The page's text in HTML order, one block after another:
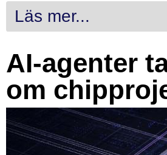
Läs mer...
AI-agenter
om